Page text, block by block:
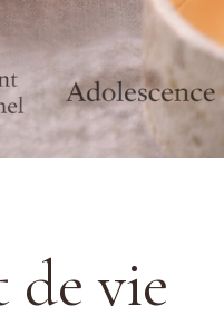
de vie